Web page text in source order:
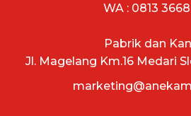
WA : 0813 3668
Pabrik dan
Jl. Magelang Km.16 Medari